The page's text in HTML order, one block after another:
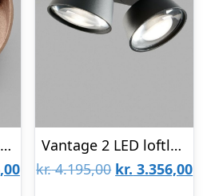
Serious 3 Væglampe Rose Gold – LIGHT-POINT
Den
Vantage 2 LED loftlampe Sort – 2700K – LIGHT-POINT
kr.4.195,00 Den
kr. 3.356,00